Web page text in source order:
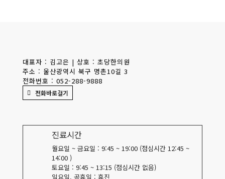
대표자 : 김고은 | 상호 : 초당한의원
주소 : 울산광역시 북구 명촌10길 3
전화번호 : 052-288-9888
전화바로걸기
진료시간
월요일 ~ 금요일 : 9:45 ~ 19:00 (점심시간 12:45 ~
14:00 )
토요일 : 9:45 ~ 13:15 (점심시간 없음)
일요일, 공휴일 : 휴진